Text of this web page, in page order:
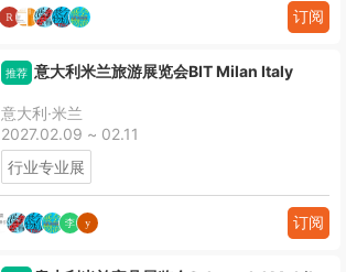
订阅
推荐 意大利米兰旅游展览会BIT Milan Italy
意大利·米兰
2027.02.09 ~ 02.11
行业专业展
订阅